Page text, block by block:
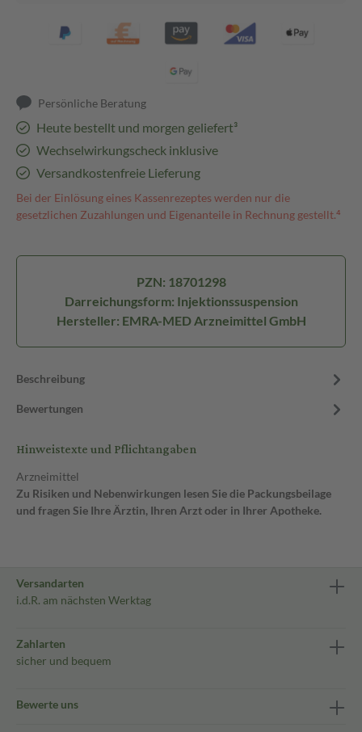
Persönliche Beratung
Heute bestellt und morgen geliefert³
Wechselwirkungscheck inklusive
Versandkostenfreie Lieferung
Bei der Einlösung eines Kassenrezeptes werden nur die
gesetzlichen Zuzahlungen und Eigenanteile in Rechnung gestellt.⁴
PZN: 18701298
Darreichungsform: Injektionssuspension
Hersteller: EMRA-MED Arzneimittel GmbH
Beschreibung
Bewertungen
Hinweistexte und Pflichtangaben
Arzneimittel
Zu Risiken und Nebenwirkungen lesen Sie die Packungsbeilage
und fragen Sie Ihre Ärztin, Ihren Arzt oder in Ihrer Apotheke.
Versandarten
i.d.R. am nächsten Werktag
Zahlarten
sicher und bequem
Bewerte uns